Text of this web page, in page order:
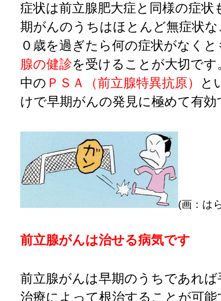
症状は前立腺肥大症と同様の症状
期がんのうちはほとんど無症状
０歳を過ぎたら何の症状がなくと
腺の健診を受けることが大切で
中の ＰＳＡ（前立腺特異抗原）
と
けで早期がんの発見に極めて有効
(画：は
前立腺がんは治せる病気です
前立腺がんは早期のうちであれ
治療によって根治することが可